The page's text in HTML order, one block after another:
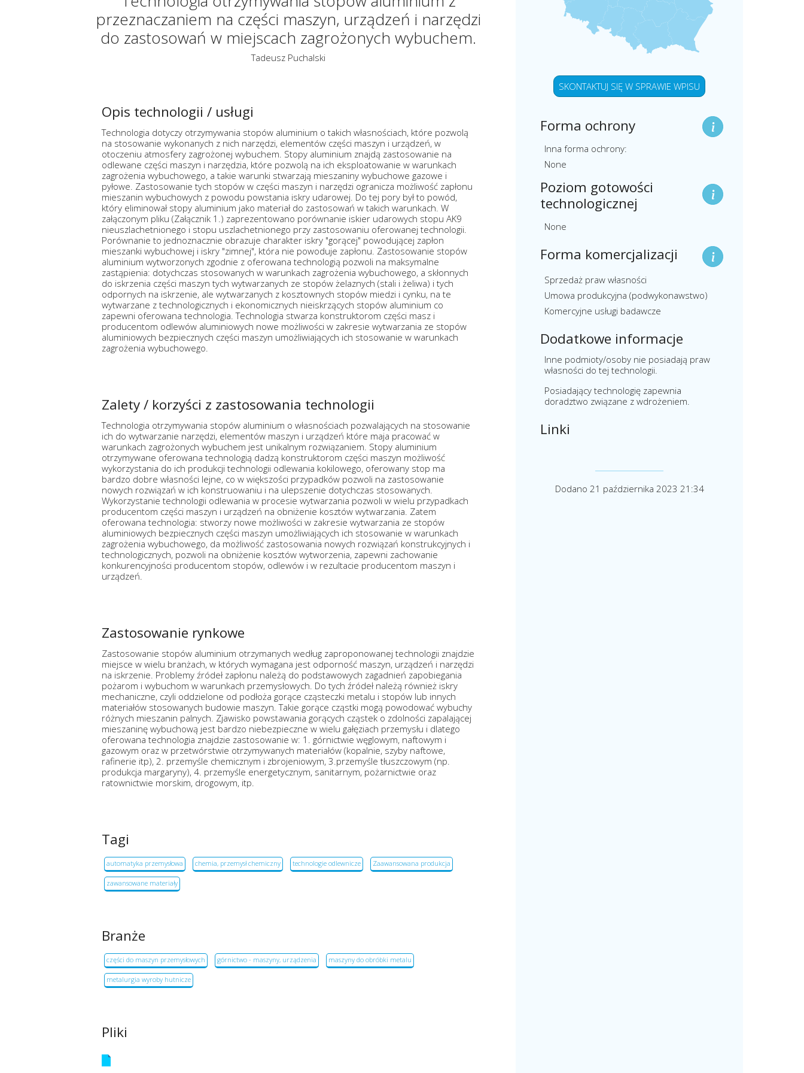
przeznaczaniem na części maszyn, urządzeń i narzędzi
do zastosowań w miejscach zagrożonych wybuchem.
Tadeusz Puchalski
Opis technologii / usługi
Technologia dotyczy otrzymywania stopów aluminium o takich własnościach, które pozwolą
na stosowanie wykonanych z nich narzędzi, elementów części maszyn i urządzeń, w
otoczeniu atmosfery zagrożonej wybuchem. Stopy aluminium znajdą zastosowanie na
odlewane części maszyn i narzędzia, które pozwolą na ich eksploatowanie w warunkach
zagrożenia wybuchowego, a takie warunki stwarzają mieszaniny wybuchowe gazowe i
pyłowe. Zastosowanie tych stopów w części maszyn i narzędzi ogranicza możliwość zapłonu
mieszanin wybuchowych z powodu powstania iskry udarowej. Do tej pory był to powód,
który eliminował stopy aluminium jako materiał do zastosowań w takich warunkach. W
załączonym pliku (Załącznik 1.) zaprezentowano porównanie iskier udarowych stopu AK9
nieuszlachetnionego i stopu uszlachetnionego przy zastosowaniu oferowanej technologii.
Porównanie to jednoznacznie obrazuje charakter iskry "gorącej" powodującej zapłon
mieszanki wybuchowej i iskry "zimnej", która nie powoduje zapłonu. Zastosowanie stopów
aluminium wytworzonych zgodnie z oferowana technologią pozwoli na maksymalne
zastąpienia: dotychczas stosowanych w warunkach zagrożenia wybuchowego, a skłonnych
do iskrzenia części maszyn tych wytwarzanych ze stopów żelaznych (stali i żeliwa) i tych
odpornych na iskrzenie, ale wytwarzanych z kosztownych stopów miedzi i cynku, na te
wytwarzane z technologicznych i ekonomicznych nieiskrzących stopów aluminium co
zapewni oferowana technologia. Technologia stwarza konstruktorom części masz i
producentom odlewów aluminiowych nowe możliwości w zakresie wytwarzania ze stopów
aluminiowych bezpiecznych części maszyn umożliwiających ich stosowanie w warunkach
zagrożenia wybuchowego.
Zalety / korzyści z zastosowania technologii
Technologia otrzymywania stopów aluminium o własnościach pozwalających na stosowanie
ich do wytwarzanie narzędzi, elementów maszyn i urządzeń które maja pracować w
warunkach zagrożonych wybuchem jest unikalnym rozwiązaniem. Stopy aluminium
otrzymywane oferowana technologią dadzą konstruktorom części maszyn możliwość
wykorzystania do ich produkcji technologii odlewania kokilowego, oferowany stop ma
bardzo dobre własności lejne, co w większości przypadków pozwoli na zastosowanie
nowych rozwiązań w ich konstruowaniu i na ulepszenie dotychczas stosowanych.
Wykorzystanie technologii odlewania w procesie wytwarzania pozwoli w wielu przypadkach
producentom części maszyn i urządzeń na obniżenie kosztów wytwarzania. Zatem
oferowana technologia: stworzy nowe możliwości w zakresie wytwarzania ze stopów
aluminiowych bezpiecznych części maszyn umożliwiających ich stosowanie w warunkach
zagrożenia wybuchowego, da możliwość zastosowania nowych rozwiązań konstrukcyjnych i
technologicznych, pozwoli na obniżenie kosztów wytworzenia, zapewni zachowanie
konkurencyjności producentom stopów, odlewów i w rezultacie producentom maszyn i
urządzeń.
Zastosowanie rynkowe
Zastosowanie stopów aluminium otrzymanych według zaproponowanej technologii znajdzie
miejsce w wielu branżach, w których wymagana jest odporność maszyn, urządzeń i narzędzi
na iskrzenie. Problemy źródeł zapłonu należą do podstawowych zagadnień zapobiegania
pożarom i wybuchom w warunkach przemysłowych. Do tych źródeł należą również iskry
mechaniczne, czyli oddzielone od podłoża gorące cząsteczki metalu i stopów lub innych
materiałów stosowanych budowie maszyn. Takie gorące cząstki mogą powodować wybuchy
różnych mieszanin palnych. Zjawisko powstawania gorących cząstek o zdolności zapalającej
mieszaninę wybuchową jest bardzo niebezpieczne w wielu gałęziach przemysłu i dlatego
oferowana technologia znajdzie zastosowanie w: 1. górnictwie węglowym, naftowym i
gazowym oraz w przetwórstwie otrzymywanych materiałów (kopalnie, szyby naftowe,
rafinerie itp), 2. przemyśle chemicznym i zbrojeniowym, 3.przemyśle tłuszczowym (np.
produkcja margaryny), 4. przemyśle energetycznym, sanitarnym, pożarnictwie oraz
ratownictwie morskim, drogowym, itp.
Tagi
automatyka przemysłowa chemia, przemysł chemiczny technologie odlewnicze Zaawansowana produkcja
zawansowane materiały
Branże
części do maszyn przemysłowych górnictwo - maszyny, urządzenia maszyny do obróbki metalu
metalurgia wyroby hutnicze
Pliki
SKONTAKTUJ SIĘ W SPRAWIE WPISU
Forma ochrony
Inna forma ochrony:
None
Poziom gotowości
technologicznej
None
Forma komercjalizacji
Sprzedaż praw własności
Umowa produkcyjna (podwykonawstwo)
Komercyjne usługi badawcze
Dodatkowe informacje
Inne podmioty/osoby nie posiadają praw
własności do tej technologii.
Posiadający technologię zapewnia
doradztwo związane z wdrożeniem.
Linki
Dodano 21 października 2023 21:34